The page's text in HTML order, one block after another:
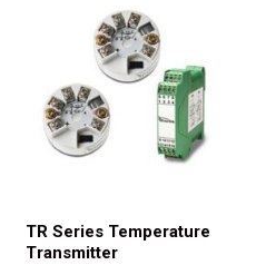
TR Series Temperature
Transmitter